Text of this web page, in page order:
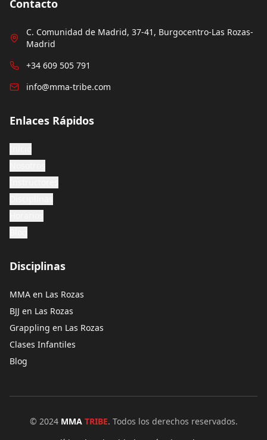
Contacto
C. Comunidad de Madrid, 37-41, Burgocentro-Las Rozas-
Madrid
+34 609 505 791
info@mma-tribe.com
Enlaces Rápidos
Disciplinas
MMA en Las Rozas
BJJ en Las Rozas
Grappling en Las Rozas
Clases Infantiles
Blog
© 2024 MMA TRIBE. Todos los derechos reservados.